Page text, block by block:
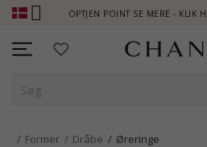
- OPTJEN POINT SE MERE - KLIK HER
Former Dråbe Øreringe